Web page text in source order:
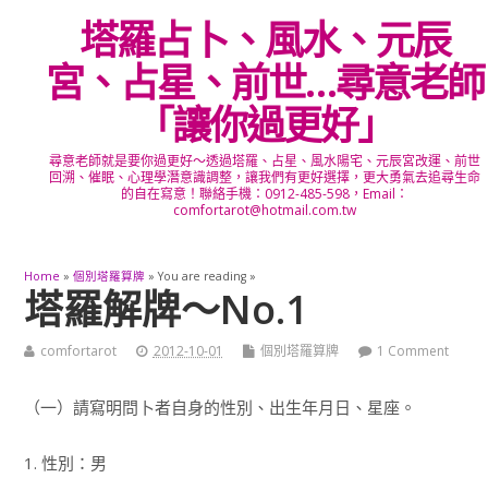
塔羅占卜、風水、元辰
宮、占星、前世…尋意老師
「讓你過更好」
尋意老師就是要你過更好～透過塔羅、占星、風水陽宅、元辰宮改運、前世
回溯、催眠、心理學潛意識調整，讓我們有更好選擇，更大勇氣去追尋生命
的自在寫意！聯絡手機：0912-485-598，Email：
comfortarot@hotmail.com.tw
Home » 個別塔羅算牌 » You are reading »
塔羅解牌～No.1
comfortarot 2012-10-01 個別塔羅算牌 1 Comment
（一）請寫明問卜者自身的性別、出生年月日、星座。
1. 性別：男